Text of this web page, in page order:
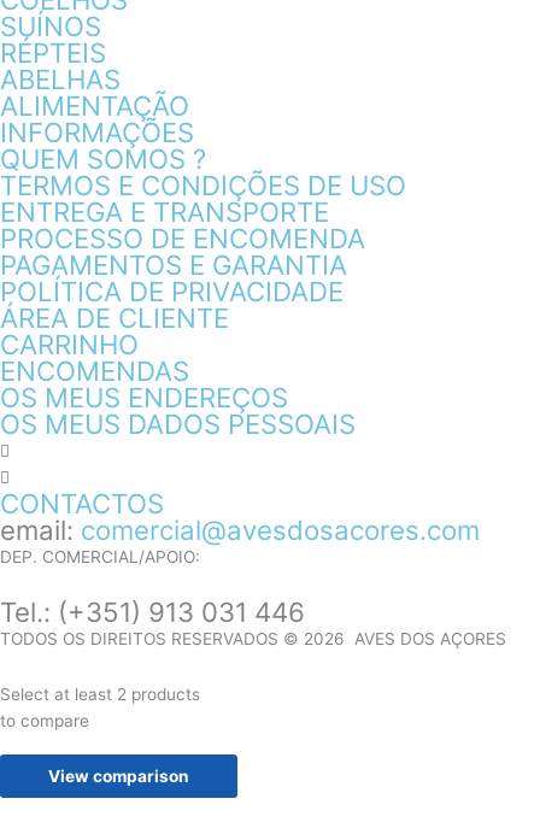
SUÍNOS
RÉPTEIS
ABELHAS
ALIMENTAÇÃO
INFORMAÇÕES
QUEM SOMOS ?
TERMOS E CONDIÇÕES DE USO
ENTREGA E TRANSPORTE
PROCESSO DE ENCOMENDA
PAGAMENTOS E GARANTIA
POLÍTICA DE PRIVACIDADE
ÁREA DE CLIENTE
CARRINHO
ENCOMENDAS
OS MEUS ENDEREÇOS
OS MEUS DADOS PESSOAIS
CONTACTOS
email: comercial@avesdosacores.com
DEP. COMERCIAL/APOIO:
Tel.: (+351) 913 031 446
TODOS OS DIREITOS RESERVADOS © 2026 AVES DOS AÇORES
Select at least 2 products
to compare
View comparison